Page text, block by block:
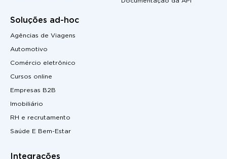
Soluções ad-hoc
Agências de Viagens
Automotivo
Comércio eletrônico
Cursos online
Empresas B2B
Imobiliário
RH e recrutamento
Saúde E Bem-Estar
Integrações